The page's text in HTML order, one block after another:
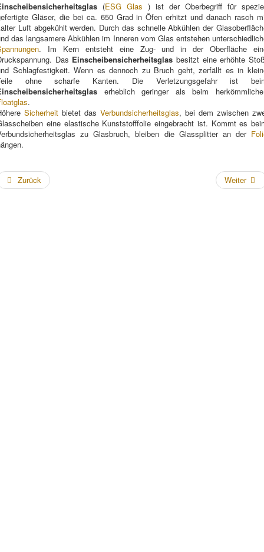
(ESG Glas ) ist der Oberbegriff für
Gläser, die bei ca. 650 Grad in Öfen erhitzt und danach rasch
Luft abgekühlt werden. Durch das schnelle Abkühlen der
das langsamere Abkühlen im Inneren vom Glas entstehen
. Im Kern entsteht eine Zug- und in der Oberfläche
Das Einscheibensicherheitsglasbesitzt eine erhöhte
Schlagfestigkeit. Wenn es dennoch zu Bruch geht, zerfällt es in
ohne scharfe Kanten. Die Verletzungsgefahr ist
erheblich geringer als beim
.
Sicherheit bietet das Verbundsicherheitsglas, bei dem zwischen
eine elastische Kunststofffolie eingebracht ist. Kommt es
zu Glasbruch, bleiben die Glassplitter an der
Zurück Weiter